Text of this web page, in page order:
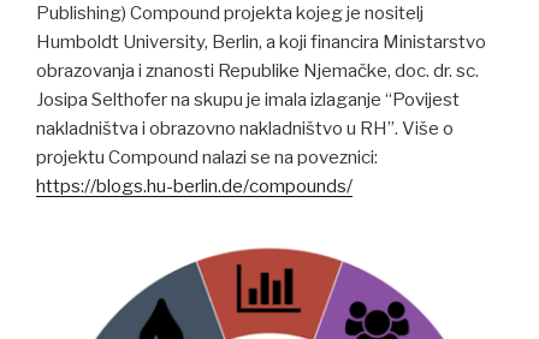
Publishing) Compound projekta kojeg je nositelj
Humboldt University, Berlin, a koji financira Ministarstvo
obrazovanja i znanosti Republike Njemačke, doc. dr. sc.
Josipa Selthofer na skupu je imala izlaganje “Povijest
nakladništva i obrazovno nakladništvo u RH”. Više o
projektu Compound nalazi se na poveznici:
https://blogs.hu-berlin.de/compounds/